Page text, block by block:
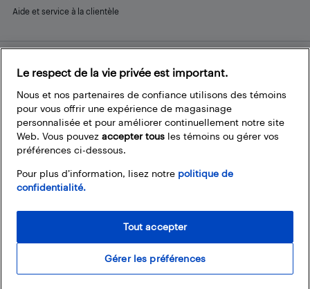
Aide et service à la clientèle
Restez connecté
FacebookInstagram
PinterestLinkedInYouTube
Le respect de la vie privée est important.
Nous et nos partenaires de confiance utilisons des témoins
pour vous offrir une expérience de magasinage
personnalisée et pour améliorer continuellement notre site
Web. Vous pouvez accepter tous les témoins ou gérer vos
préférences ci-dessous.
Pour plus d’information, lisez notre politique de
confidentialité.
Gérer les préférences
Tout accepter